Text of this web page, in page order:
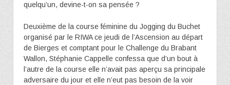
quelqu’un, devine-t-on sa pensée ?
Deuxième de la course féminine du Jogging du Buchet
organisé par le RIWA ce jeudi de l’Ascension au départ
de Bierges et comptant pour le Challenge du Brabant
Wallon, Stéphanie Cappelle confessa que d’un bout à
l’autre de la course elle n’avait pas aperçu sa principale
adversaire du jour et elle n’eut pas besoin de la voir